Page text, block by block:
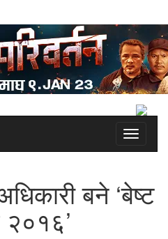
Toggle
बने ‘बेष्ट